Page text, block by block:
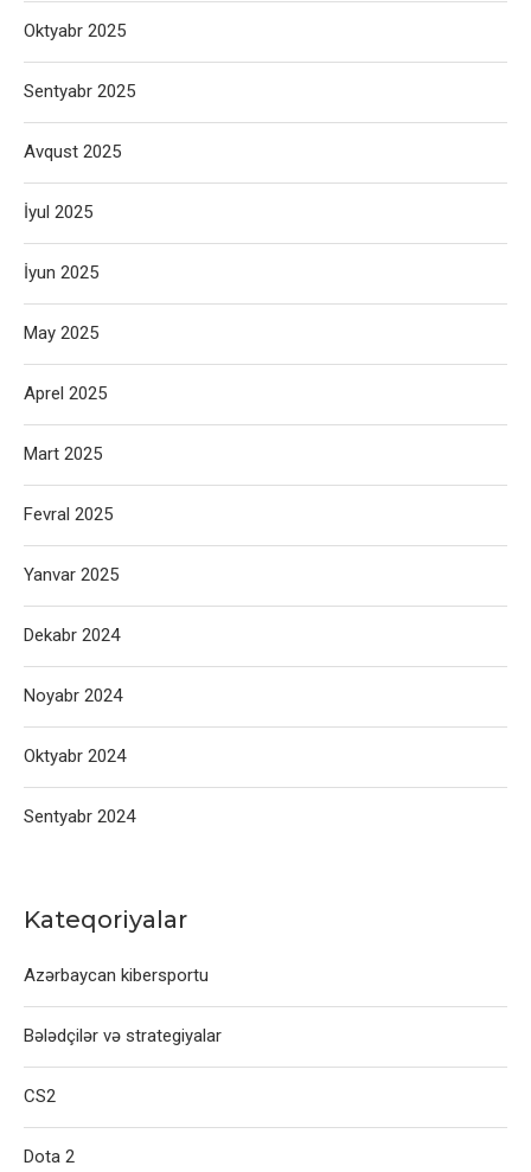
Oktyabr 2025
Sentyabr 2025
Avqust 2025
İyul 2025
İyun 2025
May 2025
Aprel 2025
Mart 2025
Fevral 2025
Yanvar 2025
Dekabr 2024
Noyabr 2024
Oktyabr 2024
Sentyabr 2024
Kateqoriyalar
Azərbaycan kibersportu
Bələdçilər və strategiyalar
CS2
Dota 2